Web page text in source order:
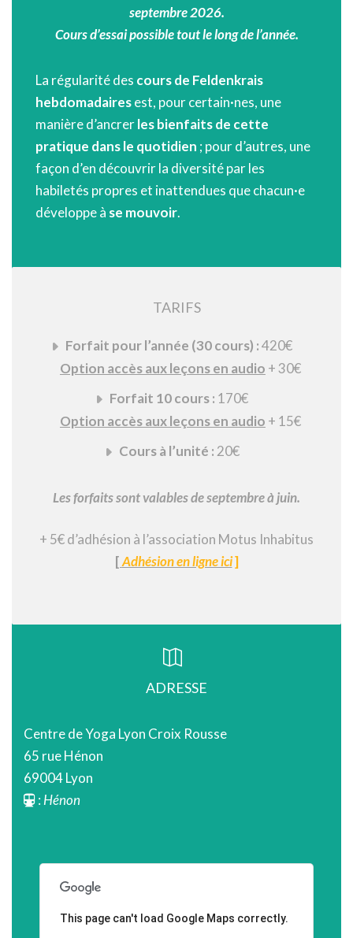
septembre 2026.
Cours d’essai possible tout le long de l’année.
La régularité des cours de Feldenkrais
hebdomadairesest, pour certain·nes, une
manière d’ancrerles bienfaits de cette
pratique dans le quotidien ; pour d’autres, une
façon d’en découvrir la diversité par les
habiletés propres et inattendues que chacun·e
développe à se mouvoir.
TARIFS
Forfait pour l’année (30 cours) :420€
Option accès aux leçons en audio + 30€
Forfait 10 cours : 170€
Option accès aux leçons en audio + 15€
Cours à l’unité : 20€
Les forfaits sont valables de septembre à juin.
+ 5€ d’adhésion à l’association Motus Inhabitus
[Adhésion en ligne ici]
ADRESSE
Centre de Yoga Lyon Croix Rousse
65 rue Hénon
69004 Lyon
: Hénon
This page can't load Google Maps correctly.